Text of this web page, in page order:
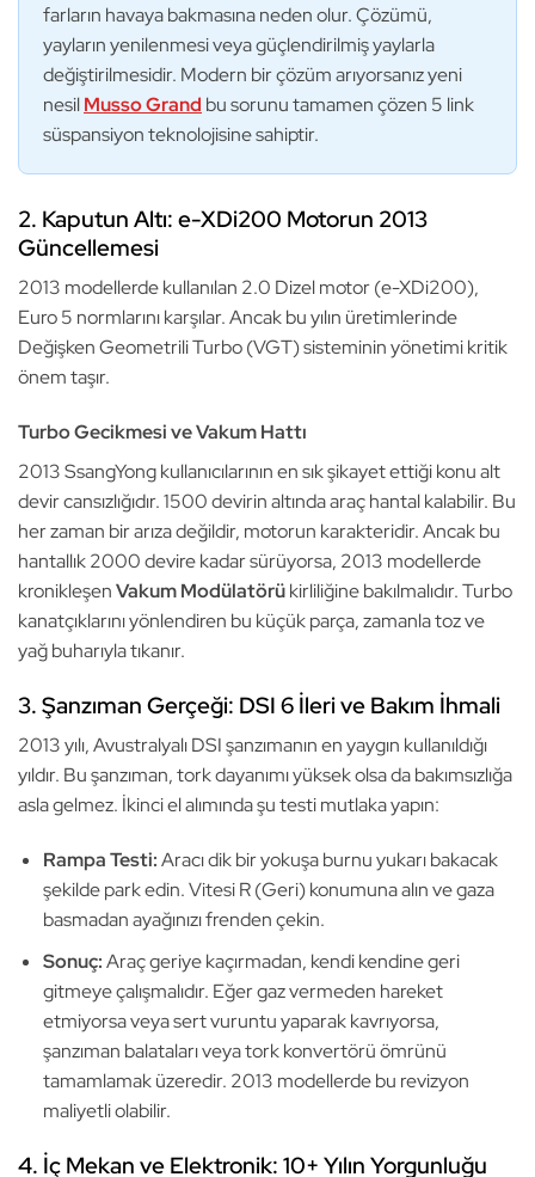
farların havaya bakmasına neden olur. Çözümü,
yayların yenilenmesi veya güçlendirilmiş yaylarla
değiştirilmesidir. Modern bir çözüm arıyorsanız yeni
nesilMusso Grand bu sorunu tamamen çözen 5 link
süspansiyon teknolojisine sahiptir.
2. Kaputun Altı: e-XDi200 Motorun 2013
Güncellemesi
2013 modellerde kullanılan 2.0 Dizel motor (e-XDi200),
Euro 5 normlarını karşılar. Ancak bu yılın üretimlerinde
Değişken Geometrili Turbo (VGT) sisteminin yönetimi kritik
önem taşır.
Turbo Gecikmesi ve Vakum Hattı
2013 SsangYong kullanıcılarının en sık şikayet ettiği konu alt
devir cansızlığıdır. 1500 devirin altında araç hantal kalabilir. Bu
her zaman bir arıza değildir, motorun karakteridir. Ancak bu
hantallık 2000 devire kadar sürüyorsa, 2013 modellerde
kronikleşenVakum Modülatörükirliliğine bakılmalıdır. Turbo
kanatçıklarını yönlendiren bu küçük parça, zamanla toz ve
yağ buharıyla tıkanır.
3. Şanzıman Gerçeği: DSI 6 İleri ve Bakım İhmali
2013 yılı, Avustralyalı DSI şanzımanın en yaygın kullanıldığı
yıldır. Bu şanzıman, tork dayanımı yüksek olsa da bakımsızlığa
asla gelmez. İkinci el alımında şu testi mutlaka yapın:
Rampa Testi:Aracı dik bir yokuşa burnu yukarı bakacak
şekilde park edin. Vitesi R (Geri) konumuna alın ve gaza
basmadan ayağınızı frenden çekin.
Sonuç:Araç geriye kaçırmadan, kendi kendine geri
gitmeye çalışmalıdır. Eğer gaz vermeden hareket
etmiyorsa veya sert vuruntu yaparak kavrıyorsa,
şanzıman balataları veya tork konvertörü ömrünü
tamamlamak üzeredir. 2013 modellerde bu revizyon
maliyetli olabilir.
4. İç Mekan ve Elektronik: 10+ Yılın Yorgunluğu